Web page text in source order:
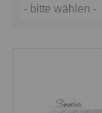
- bitte wählen -